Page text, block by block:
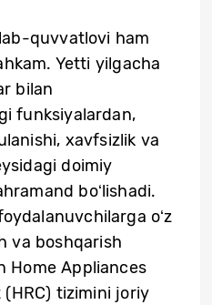
quvvatlovi ham
Yetti yilgacha
bilan
funksiyalardan,
xavfsizlik va
doimiy
boʻlishadi.
oʻz
va boshqarish
Home Appliances
tizimini joriy